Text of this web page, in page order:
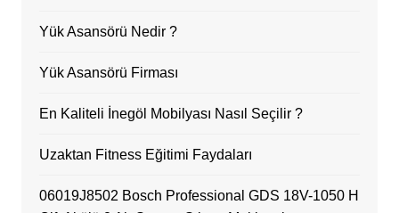
Yük Asansörü Nedir ?
Yük Asansörü Firması
En Kaliteli İnegöl Mobilyası Nasıl Seçilir ?
Uzaktan Fitness Eğitimi Faydaları
06019J8502 Bosch Professional GDS 18V-1050 H